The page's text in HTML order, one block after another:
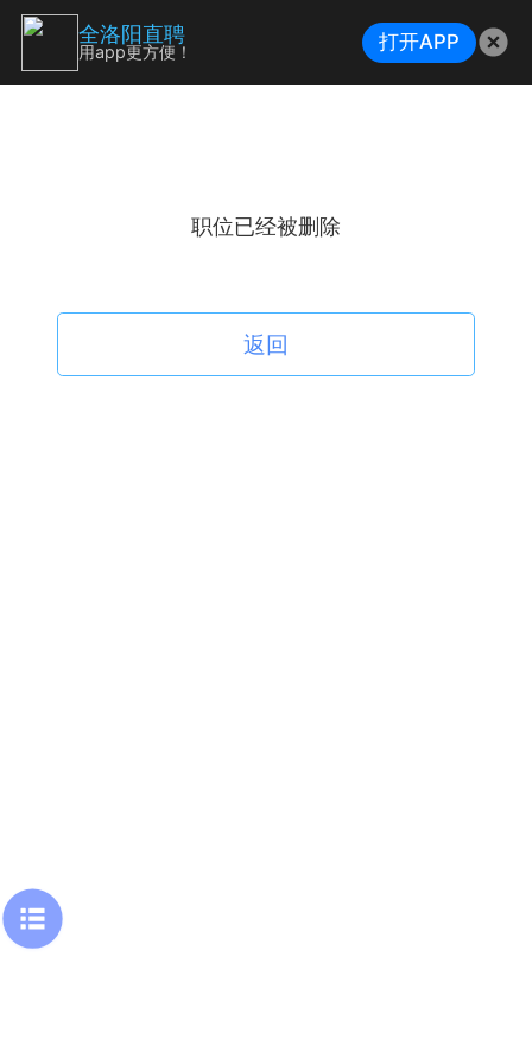
职位已经被删除
返回
全洛阳直聘
用app更方便！ 打开APP